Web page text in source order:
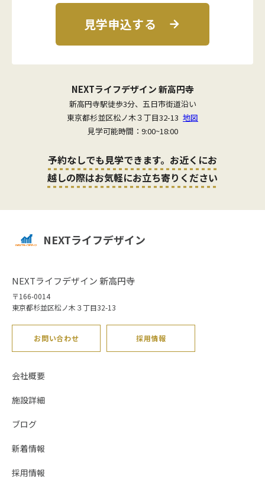
見学申込する
NEXTライフデザイン 新高円寺
新高円寺駅徒歩3分、五日市街道沿い
東京都杉並区松ノ木３丁目32-13 地図
見学可能時間：9:00~18:00
予約なしでも見学できます。お近くにお
越しの際はお気軽にお立ち寄りください
NEXTライフデザイン
NEXTライフデザイン 新高円寺
〒166-0014
東京都杉並区松ノ木３丁目32-13
お問い合わせ 採用情報
会社概要
施設詳細
ブログ
新着情報
採用情報